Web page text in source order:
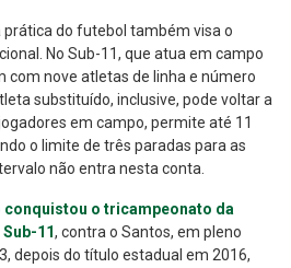
prática do futebol também visa o
No Sub-11, que atua em campo
com nove atletas de linha e número
substituído, inclusive, pode voltar a
em campo, permite até 11
o limite de três paradas para as
não entra nesta conta.
conquistou o tricampeonato da
11, contra o Santos, em pleno
depois do título estadual em 2016,